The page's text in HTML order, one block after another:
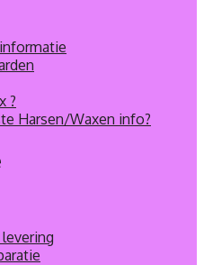
?
Harsen/Waxen info?